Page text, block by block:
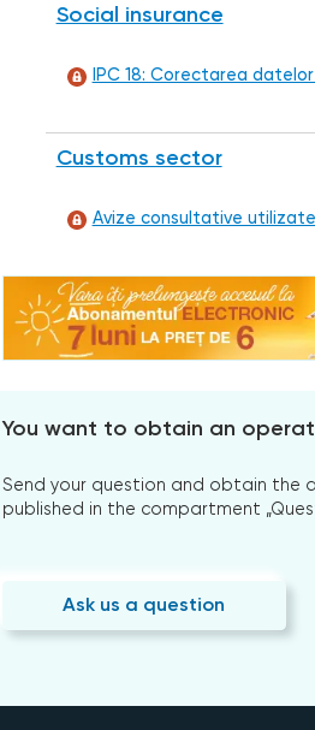
Social insurance
IPC 18: Corectarea
Customs sector
Avize consultative
You want to obtain an
Send your question and obtain the
published in the compartment
Ask us a question